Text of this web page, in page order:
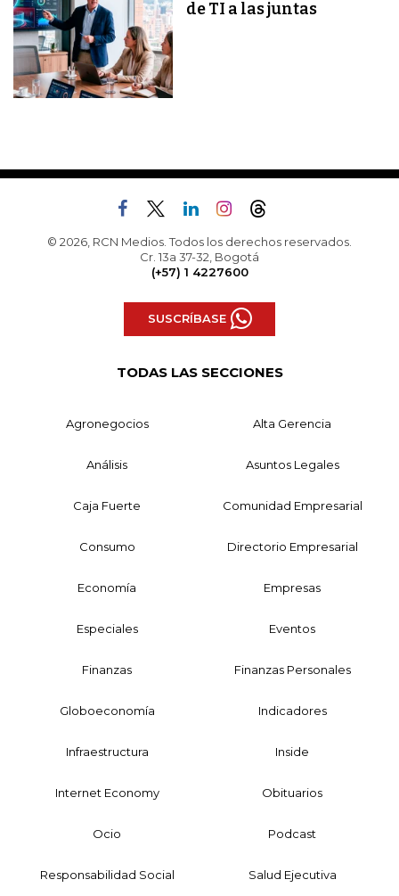
de TI a las juntas
© 2026, RCN Medios. Todos los derechos reservados.
Cr. 13a 37-32, Bogotá
(+57) 1 4227600
SUSCRÍBASE
TODAS LAS SECCIONES
Agronegocios Alta Gerencia
Análisis Asuntos Legales
Caja Fuerte Comunidad Empresarial
Consumo Directorio Empresarial
Economía Empresas
Especiales Eventos
Finanzas Finanzas Personales
Globoeconomía Indicadores
Infraestructura Inside
Internet Economy Obituarios
Ocio Podcast
Responsabilidad Social Salud Ejecutiva